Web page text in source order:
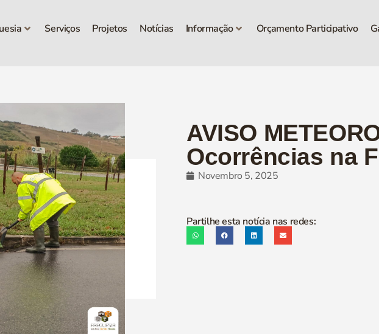
Serviços Projetos Notícias Informação Orçamento Participativo
AVISO
Ocorrências na
Novembro 5, 2025
Partilhe esta notícia nas redes: